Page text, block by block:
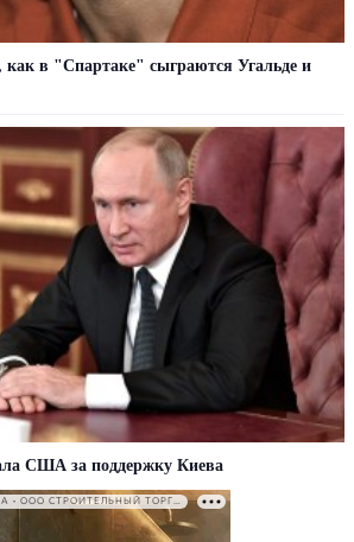
как в "Спартаке" сыграются Угальде и
США за поддержку Киева
РЕКЛАМА • ООО СТРОИТЕЛЬНЫЙ ТОРГОВЫЙ ДОМ «ПЕТРОВИЧ». ИНН: 7802348846